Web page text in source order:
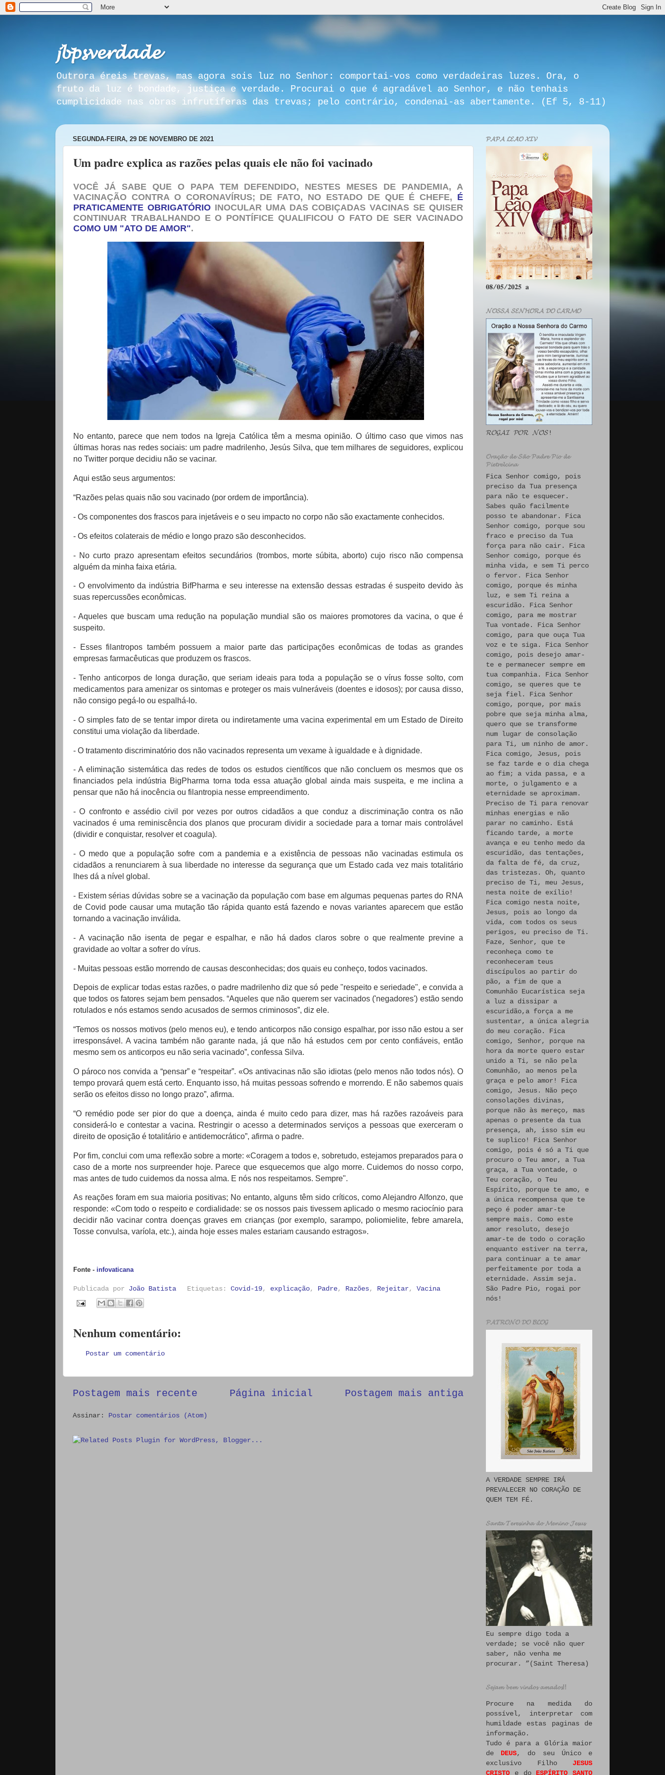
𝓳𝓫𝓹𝓼𝓿𝓮𝓻𝓭𝓪𝓭𝓮
Outrora éreis trevas, mas agora sois luz no Senhor: comportai-vos como verdadeiras luzes. Ora, o
fruto da luz é bondade, justiça e verdade. Procurai o que é agradável ao Senhor, e não tenhais
cumplicidade nas obras infrutíferas das trevas; pelo contrário, condenai-as abertamente. (Ef 5, 8-11)
SEGUNDA-FEIRA, 29 DE NOVEMBRO DE 2021
Um padre explica as razões pelas quais ele não foi vacinado
VOCÊ JÁ SABE QUE O PAPA TEM DEFENDIDO, NESTES MESES DE PANDEMIA, A
VACINAÇÃO CONTRA O CORONAVÍRUS; DE FATO, NO ESTADO DE QUE É CHEFE, É
PRATICAMENTE OBRIGATÓRIOINOCULAR UMA DAS COBIÇADAS VACINAS SE QUISER
CONTINUAR TRABALHANDO E O PONTÍFICE QUALIFICOU O FATO DE SER VACINADO
COMO UM "ATO DE AMOR".
No entanto, parece que nem todos na Igreja Católica têm a mesma opinião. O último caso que vimos nas
últimas horas nas redes sociais: um padre madrilenho, Jesús Silva, que tem milhares de seguidores, explicou
no Twitter porque decidiu não se vacinar.
Aqui estão seus argumentos:
“Razões pelas quais não sou vacinado (por ordem de importância).
- Os componentes dos frascos para injetáveis ​​e o seu impacto no corpo não são exactamente conhecidos.
- Os efeitos colaterais de médio e longo prazo são desconhecidos.
- No curto prazo apresentam efeitos secundários (trombos, morte súbita, aborto) cujo risco não compensa
alguém da minha faixa etária.
- O envolvimento da indústria BifPharma e seu interesse na extensão dessas estradas é suspeito devido às
suas repercussões econômicas.
- Aqueles que buscam uma redução na população mundial são os maiores promotores da vacina, o que é
suspeito.
- Esses filantropos também possuem a maior parte das participações econômicas de todas as grandes
empresas farmacêuticas que produzem os frascos.
- Tenho anticorpos de longa duração, que seriam ideais para toda a população se o vírus fosse solto, com
medicamentos para amenizar os sintomas e proteger os mais vulneráveis ​​(doentes e idosos); por causa disso,
não consigo pegá-lo ou espalhá-lo.
- O simples fato de se tentar impor direta ou indiretamente uma vacina experimental em um Estado de Direito
constitui uma violação da liberdade.
- O tratamento discriminatório dos não vacinados representa um vexame à igualdade e à dignidade.
- A eliminação sistemática das redes de todos os estudos científicos que não concluem os mesmos que os
financiados pela indústria BigPharma torna toda essa atuação global ainda mais suspeita, e me inclina a
pensar que não há inocência ou filantropia nesse empreendimento.
- O confronto e assédio civil por vezes por outros cidadãos a que conduz a discriminação contra os não
vacinados é uma reminiscência dos planos que procuram dividir a sociedade para a tornar mais controlável
(dividir e conquistar, resolver et coagula).
- O medo que a população sofre com a pandemia e a existência de pessoas não vacinadas estimula os
cidadãos a renunciarem à sua liberdade no interesse da segurança que um Estado cada vez mais totalitário
lhes dá a nível global.
- Existem sérias dúvidas sobre se a vacinação da população com base em algumas pequenas partes do RNA
de Covid pode causar uma mutação tão rápida quanto está fazendo e novas variantes aparecem que estão
tornando a vacinação inválida.
- A vacinação não isenta de pegar e espalhar, e não há dados claros sobre o que realmente previne a
gravidade ao voltar a sofrer do vírus.
- Muitas pessoas estão morrendo de causas desconhecidas; dos quais eu conheço, todos vacinados.
Depois de explicar todas estas razões, o padre madrilenho diz que só pede "respeito e seriedade", e convida a
que todos os fatores sejam bem pensados.“Aqueles que não querem ser vacinados ('negadores') estão sendo
rotulados e nós estamos sendo acusados ​​de sermos criminosos”, diz ele.
“Temos os nossos motivos (pelo menos eu), e tendo anticorpos não consigo espalhar, por isso não estou a ser
irresponsável. A vacina também não garante nada, já que não há estudos cem por cento confiáveis, então
mesmo sem os anticorpos eu não seria vacinado”, confessa Silva.
O pároco nos convida a “pensar” e “respeitar”. «Os antivacinas não são idiotas (pelo menos não todos nós).O
tempo provará quem está certo. Enquanto isso, há muitas pessoas sofrendo e morrendo. E não sabemos quais
serão os efeitos disso no longo prazo”, afirma.
“O remédio pode ser pior do que a doença, ainda é muito cedo para dizer, mas há razões razoáveis ​​para
considerá-lo e contestar a vacina. Restringir o acesso a determinados serviços a pessoas que exerceram o
direito de oposição é totalitário e antidemocrático”, afirma o padre.
Por fim, conclui com uma reflexão sobre a morte: «Coragem a todos e, sobretudo, estejamos preparados para o
caso de a morte nos surpreender hoje. Parece que esquecemos que algo morre.Cuidemos do nosso corpo,
mas antes de tudo cuidemos da nossa alma. E nós nos respeitamos. Sempre".
As reações foram em sua maioria positivas; No entanto, alguns têm sido críticos, como Alejandro Alfonzo, que
responde: «Com todo o respeito e cordialidade: se os nossos pais tivessem aplicado o mesmo raciocínio para
decidir não vacinar contra doenças graves em crianças (por exemplo, sarampo, poliomielite, febre amarela,
Tosse convulsa, varíola, etc.), ainda hoje esses males estariam causando estragos».
Fonte - infovaticana
Publicada por João Batista Etiquetas:Covid-19, explicação, Padre, Razões, Rejeitar,Vacina
Nenhum comentário:
Postar um comentário
Postagem mais recente Postagem mais antiga
Página inicial
Assinar: Postar comentários (Atom)
𝓟𝓐𝓟𝓐 𝓛𝓔𝓐̃𝓞 𝓧𝓘𝓥
𝟎𝟖/𝟎𝟓/𝟐𝟎𝟐𝟓 𝐚
𝓝𝓞𝓢𝓢𝓐 𝓢𝓔𝓝𝓗𝓞𝓡𝓐 𝓓𝓞 𝓒𝓐𝓡𝓜𝓞
𝓡𝓞𝓖𝓐𝓘 𝓟𝓞𝓡 𝓝𝓞́𝓢!
𝓞𝓻𝓪𝓬̧𝓪̃𝓸 𝓭𝓮 𝓢𝓪̃𝓸 𝓟𝓪𝓭𝓻𝓮 𝓟𝓲𝓸 𝓭𝓮
𝓟𝓲𝓮𝓽𝓻𝓮𝓵𝓬𝓲𝓷𝓪
Fica Senhor comigo, pois
preciso da Tua presença
para não te esquecer.
Sabes quão facilmente
posso te abandonar. Fica
Senhor comigo, porque sou
fraco e preciso da Tua
força para não cair. Fica
Senhor comigo, porque és
minha vida, e sem Ti perco
o fervor. Fica Senhor
comigo, porque és minha
luz, e sem Ti reina a
escuridão. Fica Senhor
comigo, para me mostrar
Tua vontade. Fica Senhor
comigo, para que ouça Tua
voz e te siga. Fica Senhor
comigo, pois desejo amar-
te e permanecer sempre em
tua companhia. Fica Senhor
comigo, se queres que te
seja fiel. Fica Senhor
comigo, porque, por mais
pobre que seja minha alma,
quero que se transforme
num lugar de consolação
para Ti, um ninho de amor.
Fica comigo, Jesus, pois
se faz tarde e o dia chega
ao fim; a vida passa, e a
morte, o julgamento e a
eternidade se aproximam.
Preciso de Ti para renovar
minhas energias e não
parar no caminho. Está
ficando tarde, a morte
avança e eu tenho medo da
escuridão, das tentações,
da falta de fé, da cruz,
das tristezas. Oh, quanto
preciso de Ti, meu Jesus,
nesta noite de exílio!
Fica comigo nesta noite,
Jesus, pois ao longo da
vida, com todos os seus
perigos, eu preciso de Ti.
Faze, Senhor, que te
reconheça como te
reconheceram teus
discípulos ao partir do
pão, a fim de que a
Comunhão Eucarística seja
a luz a dissipar a
escuridão,a força a me
sustentar, a única alegria
do meu coração. Fica
comigo, Senhor, porque na
hora da morte quero estar
unido a Ti, se não pela
Comunhão, ao menos pela
graça e pelo amor! Fica
comigo, Jesus. Não peço
consolações divinas,
porque não às mereço, mas
apenas o presente da tua
presença, ah, isso sim eu
te suplico! Fica Senhor
comigo, pois é só a Ti que
procuro o Teu amor, a Tua
graça, a Tua vontade, o
Teu coração, o Teu
Espírito, porque te amo, e
a única recompensa que te
peço é poder amar-te
sempre mais. Como este
amor resoluto, desejo
amar-te de todo o coração
enquanto estiver na terra,
para continuar a te amar
perfeitamente por toda a
eternidade. Assim seja.
São Padre Pio, rogai por
nós!
𝓟𝓐𝓣𝓡𝓞𝓝𝓞 𝓓𝓞 𝓑𝓛𝓞𝓖
A VERDADE SEMPRE IRÁ
PREVALECER NO CORAÇÃO DE
QUEM TEM FÉ.
𝓢𝓪𝓷𝓽𝓪 𝓣𝓮𝓻𝓮𝓼𝓲𝓷𝓱𝓪 𝓭𝓸 𝓜𝓮𝓷𝓲𝓷𝓸 𝓙𝓮𝓼𝓾𝓼
Eu sempre digo toda a
verdade; se você não quer
saber, não venha me
procurar. ”(Saint Theresa)
𝓢𝓮𝓳𝓪𝓶 𝓫𝓮𝓶 𝓿𝓲𝓷𝓭𝓸𝓼 𝓪𝓶𝓪𝓭𝓸𝓼!!
Procure na medida do
possível, interpretar com
humildade estas paginas de
informação.
Tudo é para a Glória maior
de DEUS, do seu Único e
exclusivo Filho JESUS
CRISTO e do ESPÍRITO SANTO